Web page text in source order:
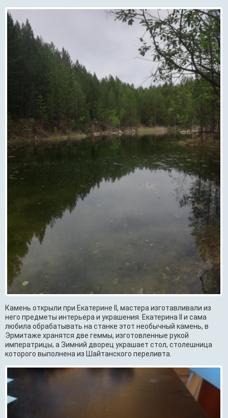
Камень открыли при Екатерине II, мастера изготавливали из
него предметы интерьера и украшения. Екатерина II и сама
любила обрабатывать на станке этот необычный камень, в
Эрмитаже хранятся две геммы, изготовленные рукой
императрицы, а Зимний дворец украшает стол, столешница
которого выполнена из Шайтанского переливта.